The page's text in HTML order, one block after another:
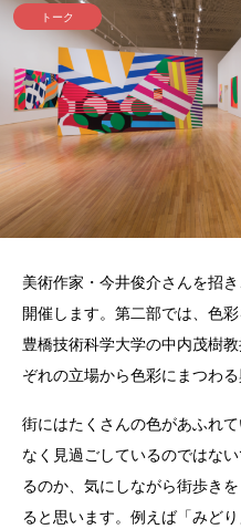
トーク
美術作家・今井俊介さんを招
開催します。第二部では、色
豊橋技術科学大学の中内茂樹
ぞれの立場から色彩にまつわ
街にはたくさんの色があふれ
なく見過ごしているのではな
るのか、気にしながら街歩き
ると思います。例えば「みど